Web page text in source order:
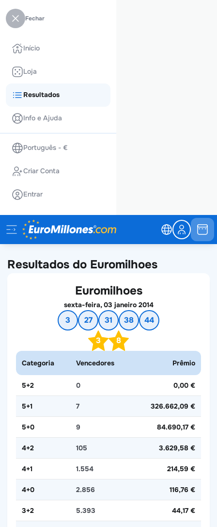
Fechar
Início
Loja
Resultados
Info e Ajuda
Português - €
Criar Conta
Entrar
Resultados do Euromilhoes
Euromilhoes
sexta-feira, 03 janeiro 2014
3 27 31 38
44
3
8
Categoria Vencedores Prêmio
5+2 0 0,00 €
5+1 7 326.662,09 €
5+0 9 84.690,17 €
4+2 105 3.629,58 €
4+1 1.554 214,59 €
4+0 2.856 116,76 €
3+2 5.393 44,17 €